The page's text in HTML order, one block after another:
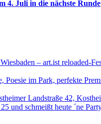
4. Juli in die nächste Runde